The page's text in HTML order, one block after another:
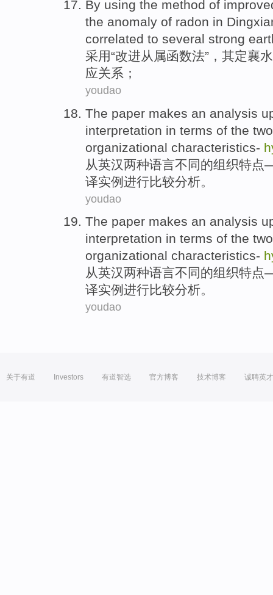
By using the method of
the anomaly of radon in
correlated to several strong
采用“改进从属函数法”，其定襄
应关系 ；
youdao
The paper makes an analysis
interpretation in terms of the two
organizational characteristics-
从英汉两种语言不同的组织特点
译实例进行比较分析。
youdao
The paper makes an analysis
interpretation in terms of the two
organizational characteristics-
从英汉两种语言不同的组织特点
译实例 进行比较分析。
youdao
关于有道 Investors 有道智选 官方博客 技术博客 诚聘英才